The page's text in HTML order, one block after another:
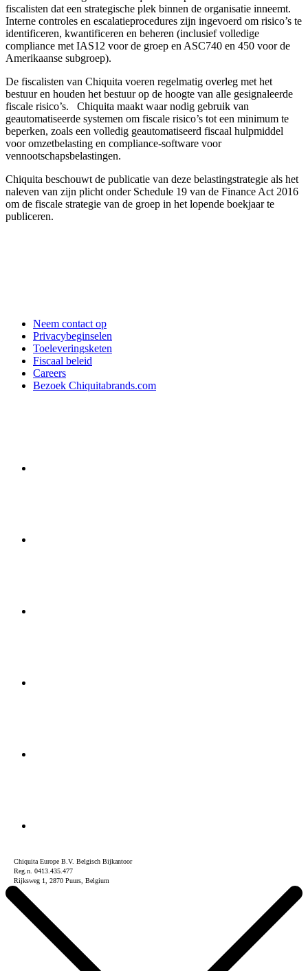
fiscalisten dat een strategische plek binnen de organisatie inneemt.
Interne controles en escalatieprocedures zijn ingevoerd om risico’s te
identificeren, kwantificeren en beheren (inclusief volledige
compliance met IAS12 voor de groep en ASC740 en 450 voor de
Amerikaanse subgroep).
De fiscalisten van Chiquita voeren regelmatig overleg met het
bestuur en houden het bestuur op de hoogte van alle gesignaleerde
fiscale risico’s. Chiquita maakt waar nodig gebruik van
geautomatiseerde systemen om fiscale risico’s tot een minimum te
beperken, zoals een volledig geautomatiseerd fiscaal hulpmiddel
voor omzetbelasting en compliance-software voor
vennootschapsbelastingen.
Chiquita beschouwt de publicatie van deze belastingstrategie als het
naleven van zijn plicht onder Schedule 19 van de Finance Act 2016
om de fiscale strategie van de groep in het lopende boekjaar te
publiceren.
Neem contact op
Privacybeginselen
Toeleveringsketen
Fiscaal beleid
Careers
Bezoek Chiquitabrands.com
Chiquita Europe B.V. Belgisch Bijkantoor
Reg.n. 0413.435.477
Rijksweg 1, 2870 Puurs, Belgium